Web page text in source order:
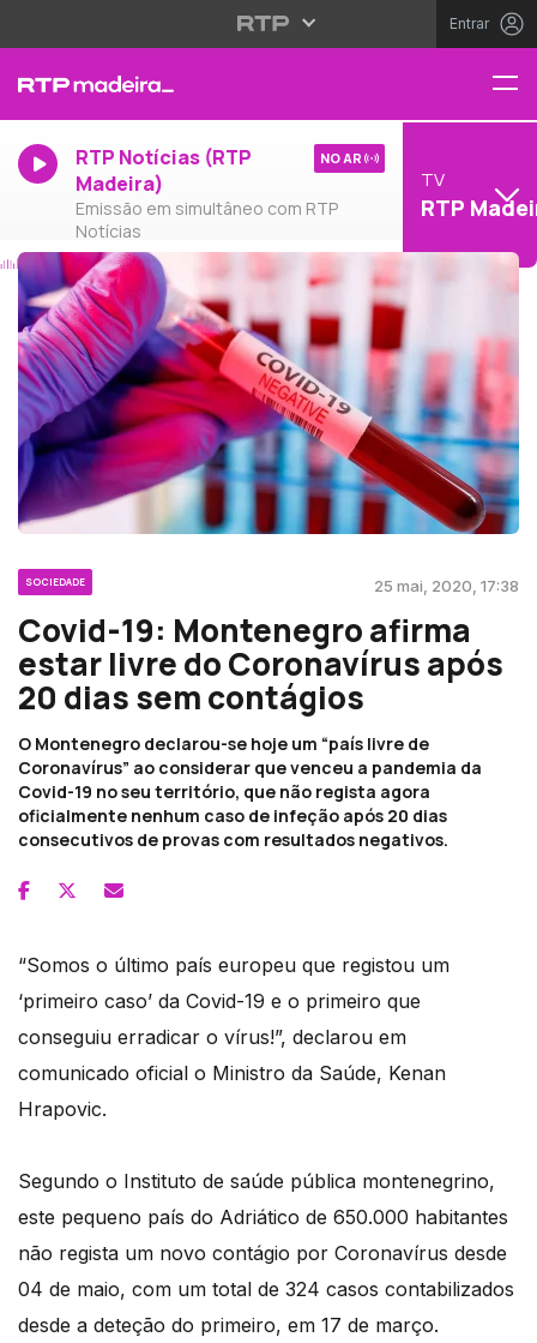
Entrar
RTP Notícias (RTP
Madeira)
Emissão em simultâneo com RTP
Notícias
NO AR
TV
RTP
SOCIEDADE 25 mai, 2020, 17:38
Covid-19: Montenegro afirma
estar livre do Coronavírus após
20 dias sem contágios
O Montenegro declarou-se hoje um “país livre de
Coronavírus” ao considerar que venceu a pandemia da
Covid-19 no seu território, que não regista agora
oficialmente nenhum caso de infeção após 20 dias
consecutivos de provas com resultados negativos.
“Somos o último país europeu que registou um
‘primeiro caso’ da Covid-19 e o primeiro que
conseguiu erradicar o vírus!”, declarou em
comunicado oficial o Ministro da Saúde, Kenan
Hrapovic.
Segundo o Instituto de saúde pública montenegrino,
este pequeno país do Adriático de 650.000 habitantes
não regista um novo contágio por Coronavírus desde
04 de maio, com um total de 324 casos contabilizados
desde a deteção do primeiro, em 17 de março.